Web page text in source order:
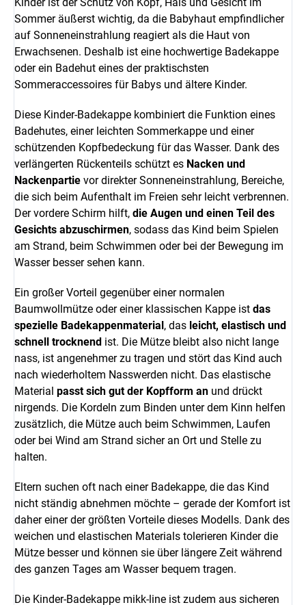
Kinder ist der Schutz von Kopf, Hals und Gesicht im
Sommer äußerst wichtig, da die Babyhaut empfindlicher
auf Sonneneinstrahlung reagiert als die Haut von
Erwachsenen. Deshalb ist eine hochwertige Badekappe
oder ein Badehut eines der praktischsten
Sommeraccessoires für Babys und ältere Kinder.
Diese Kinder-Badekappe kombiniert die Funktion eines
Badehutes, einer leichten Sommerkappe und einer
schützenden Kopfbedeckung für das Wasser. Dank des
verlängerten Rückenteils schützt es Nacken und
Nackenpartie vor direkter Sonneneinstrahlung, Bereiche,
die sich beim Aufenthalt im Freien sehr leicht verbrennen.
Der vordere Schirm hilft, die Augen und einen Teil des
Gesichts abzuschirmen, sodass das Kind beim Spielen
am Strand, beim Schwimmen oder bei der Bewegung im
Wasser besser sehen kann.
Ein großer Vorteil gegenüber einer normalen
Baumwollmütze oder einer klassischen Kappe ist das
spezielle Badekappenmaterial , das leicht, elastisch und
schnell trocknend ist. Die Mütze bleibt also nicht lange
nass, ist angenehmer zu tragen und stört das Kind auch
nach wiederholtem Nasswerden nicht. Das elastische
Material passt sich gut der Kopfform an und drückt
nirgends. Die Kordeln zum Binden unter dem Kinn helfen
zusätzlich, die Mütze auch beim Schwimmen, Laufen
oder bei Wind am Strand sicher an Ort und Stelle zu
halten.
Eltern suchen oft nach einer Badekappe, die das Kind
nicht ständig abnehmen möchte – gerade der Komfort ist
daher einer der größten Vorteile dieses Modells. Dank des
weichen und elastischen Materials tolerieren Kinder die
Mütze besser und können sie über längere Zeit während
des ganzen Tages am Wasser bequem tragen.
Die Kinder-Badekappe mikk-line ist zudem aus sicheren